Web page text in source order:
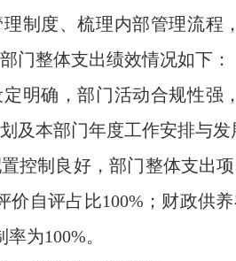
制度、梳理内部管理流程
门整体支出绩效情况如下：
确，部门活动合规性强
及本部门年度工作安排与发
制良好，部门整体支出项
价自评占比100%；财政供
为100%。